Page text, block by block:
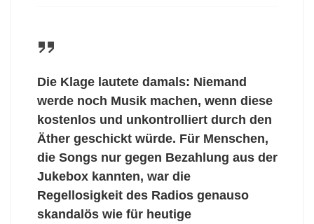
Die Klage lautete damals: Niemand
werde noch Musik machen, wenn diese
kostenlos und unkontrolliert durch den
Äther geschickt würde. Für Menschen,
die Songs nur gegen Bezahlung aus der
Jukebox kannten, war die
Regellosigkeit des Radios genauso
skandalös wie für heutige